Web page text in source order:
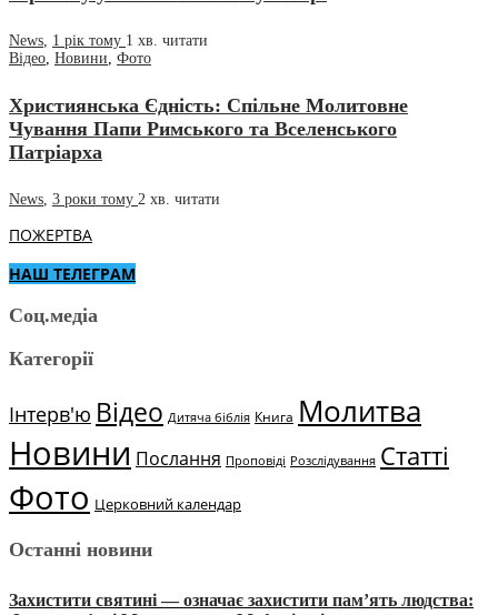
News 1 рік тому 1 хв. читати
Відео Новини Фото
Християнська Єдність: Спільне Молитовне
Чування Папи Римського та Вселенського
Патріарха
News 3 роки тому 2 хв. читати
ПОЖЕРТВА
НАШ ТЕЛЕГРАМ
Соц.медіа
Категорії
Інтерв'ю Відео Дитяча біблія Книга Молитва
Новини Послання Проповіді Розслідування Статті
Фото Церковний календар
Останні новини
Захистити святині — означає захистити пам’ять людства: